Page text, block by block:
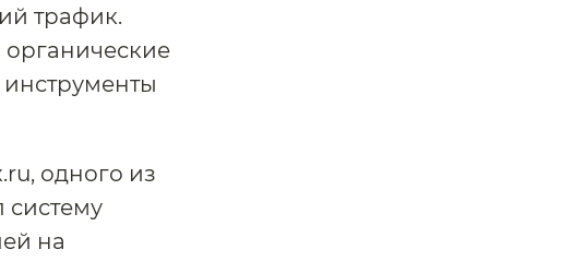
трафик.
органические
одного из
систему
на